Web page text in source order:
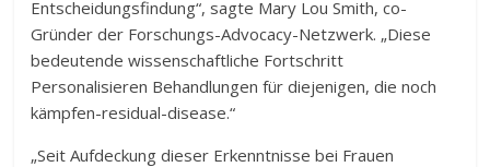
Entscheidungsfindung“, sagte Mary Lou Smith, co-
Gründer der Forschungs-Advocacy-Netzwerk. „Diese
bedeutende wissenschaftliche Fortschritt
Personalisieren Behandlungen für diejenigen, die noch
kämpfen-residual-disease.“
„Seit Aufdeckung dieser Erkenntnisse bei Frauen